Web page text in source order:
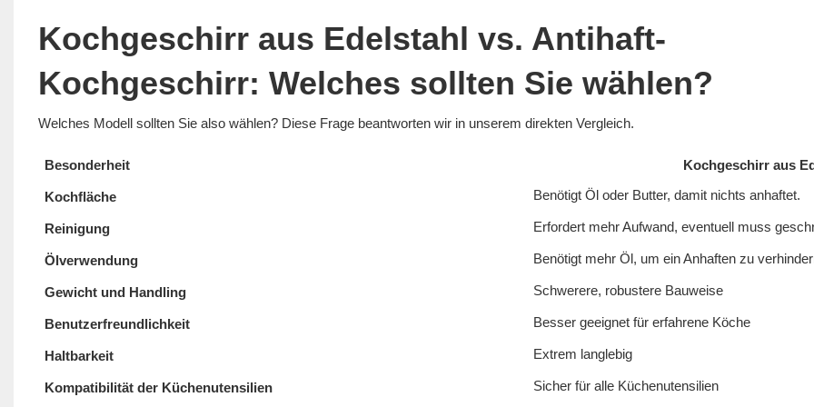
Kochgeschirr aus Edelstahl vs. Antihaft-
Kochgeschirr: Welches sollten Sie wählen?
Welches Modell sollten Sie also wählen? Diese Frage beantworten wir in unserem direkten Vergleich.
Besonderheit Kochgeschirr aus
Kochfläche Benötigt Öl oder Butter, damit nichts anhaftet.
Reinigung Erfordert mehr Aufwand, eventuell muss
Ölverwendung Benötigt mehr Öl, um ein Anhaften zu
Gewicht und Handling Schwerere, robustere Bauweise
Benutzerfreundlichkeit Besser geeignet für erfahrene Köche
Haltbarkeit Extrem langlebig
Kompatibilität der Küchenutensilien Sicher für alle Küchenutensilien